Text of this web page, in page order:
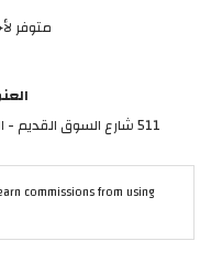
متوفر
511 شارع السوق القديم - الرباط، المغرب morocco@alcoupon.com
commissions from using